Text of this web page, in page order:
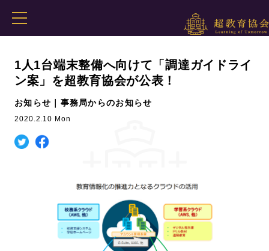
1人1台端末整備へ向けて「調達ガイドライ
ン案」を超教育協会が公表！
お知らせ｜事務局からのお知らせ
2020.2.10 Mon